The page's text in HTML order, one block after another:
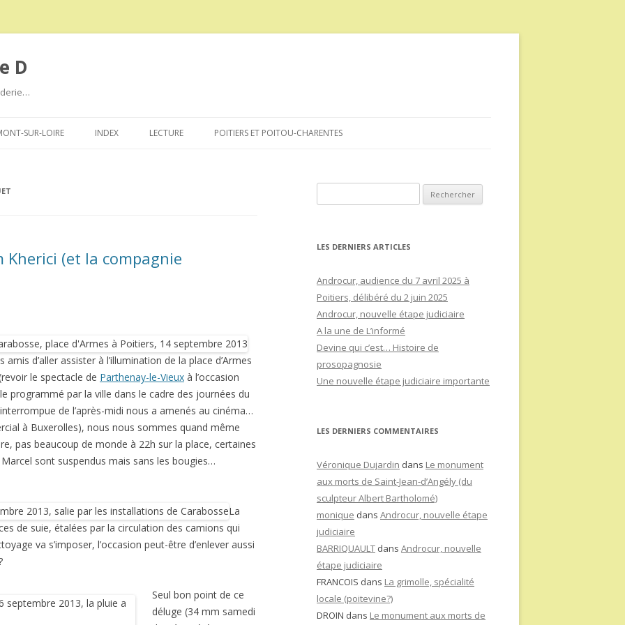
D
au
SUR-LOIRE INDEX LECTURE POITIERS ET POITOU-CHARENTES
Kherici (et la compagnie
d’aller assister à l’illumination de la place d’Armes
le spectacle de Parthenay-le-Vieux à l’occasion
programmé par la ville dans le cadre des journées du
de l’après-midi nous a amenés au cinéma…
à Buxerolles), nous nous sommes quand même
pas beaucoup de monde à 22h sur la place, certaines
sont suspendus mais sans les bougies…
La
de suie, étalées par la circulation des camions qui
va s’imposer, l’occasion peut-être d’enlever aussi
Seul bon point de ce
déluge (34 mm samedi
LES DERNIERS ARTICLES
Androcur, audience du 7 avril 2025 à
Poitiers, délibéré du 2 juin 2025
Androcur, nouvelle étape judiciaire
A la une de L’informé
Devine qui c’est… Histoire de
prosopagnosie
Une nouvelle étape judiciaire importante
LES DERNIERS COMMENTAIRES
Véronique Dujardin dans Le monument
aux morts de Saint-Jean-d’Angély (du
sculpteur Albert Bartholomé)
monique dans Androcur, nouvelle étape
judiciaire
BARRIQUAULT dans Androcur, nouvelle
étape judiciaire
FRANCOIS dans La grimolle, spécialité
locale (poitevine?)
DROIN dans Le monument aux morts de